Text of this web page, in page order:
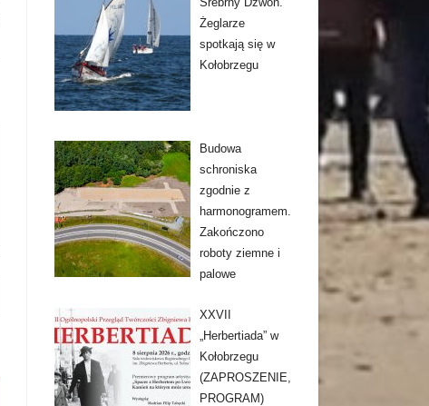
Żeglarze
spotkają się w
Kołobrzegu
Budowa
schroniska
zgodnie z
harmonogramem.
Zakończono
roboty ziemne i
palowe
XXVII
„Herbertiada” w
Kołobrzegu
(ZAPROSZENIE,
PROGRAM)